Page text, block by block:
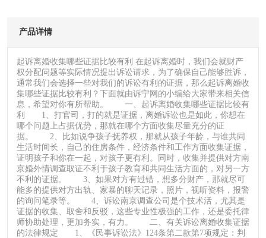
产品详情
起诉离婚收集哪些证据比较有利 在起诉离婚时，我们会就财产
权分配问题等实际情况提出诉讼请求，为了确保自己能够胜诉，
通常我们会选择一些对我们的诉讼有利的证据，那么起诉离婚收
集哪些证据比较有利？下面就由诉宁网的小编给大家带来相关信
息，希望对你有所帮助。 一、起诉离婚收集哪些证据比较有
利 1、打官司，打的就是证据，离婚诉讼也是如此，你想在
哪个问题上占据优势，那就在哪个方面收集尽量充分的证
据。 2、比如说争孩子抚养权，那就从孩子年龄，与谁共同
生活时间长，自己的住房条件，经济条件和工作方面收集证据，
证明孩子和你在一起，对孩子更有利。同时，收集并提供对方南
京婚外情调查取证不利于孩子教育和共同生活方面的，对另一方
不利的证据。 3、如果对方有过错，想多分财产，那就尽可
能多的提供对方出轨、家暴的聊天记录，照片，视听资料，报警
的询问笔录等。 4、诉讼南京调查公司是个技术活，尤其是
证据的收集、取舍和反驳，这些专业性极强的工作，还是委托律
师协助处理，更加务实，有力。 二、有关诉讼离婚收集证据
的法律规定 1、《民事诉讼法》124条第二款第7项规定：判